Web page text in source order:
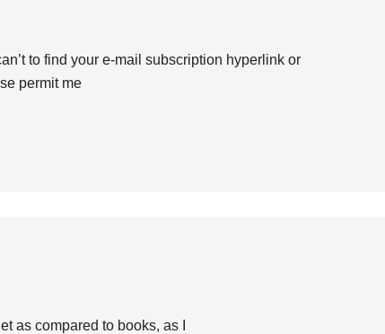
to find your e-mail subscription hyperlink or
permit me
as compared to books, as I